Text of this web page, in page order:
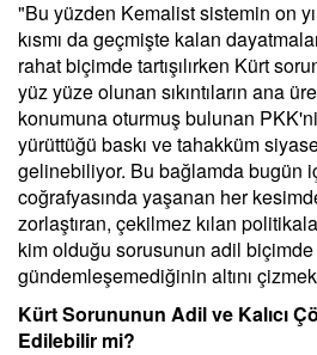
"Bu yüzden Kemalist sistemin on
kısmı da geçmişte kalan
rahat biçimde tartışılırken Kürt
yüz yüze olunan sıkıntıların ana
konumuna oturmuş bulunan
yürüttüğü baskı ve tahakküm
gelinebiliyor. Bu bağlamda bugün
coğrafyasında yaşanan her
zorlaştıran, çekilmez kılan
kim olduğu sorusunun adil
gündemleşemediğinin altını
Kürt Sorununun Adil ve Kalıcı
Edilebilir mi?